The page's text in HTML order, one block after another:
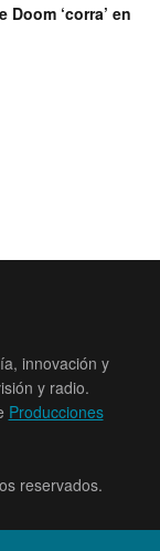
‘corra’ en
innovación y
y radio.
Producciones
reservados.